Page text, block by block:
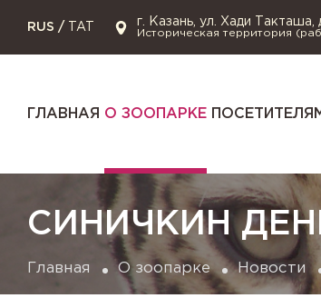
RUS / TAT г. Казань, ул. Хади Такташа,
Историческая территория
ГЛАВНАЯ О ЗООПАРКЕ
СИНИЧКИН
Главная О зоопарке Новости